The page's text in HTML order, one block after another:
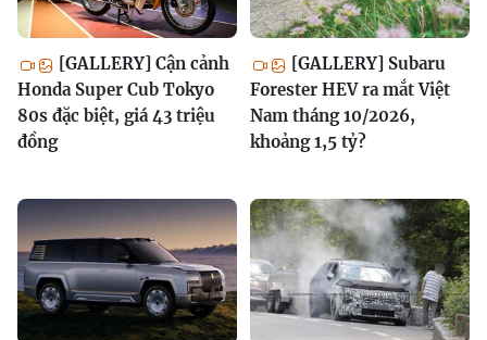
[GALLERY] Cận cảnh
Honda Super Cub Tokyo
80s đặc biệt, giá 43 triệu
đồng
[GALLERY] Subaru
Forester HEV ra mắt Việt
Nam tháng 10/2026,
khoảng 1,5 tỷ?